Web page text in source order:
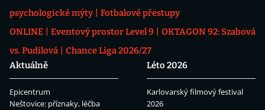
psychologické mýty
Fotbalové přestupy
ONLINE
Eventový prostor Level 9
OKTAGON 92: Szabová
vs. Pudilová
Chance Liga 2026/27
Aktuálně
Epicentrum
Neštovice: příznaky, léčba
Léto 2026
Karlovarský filmový festival
2026